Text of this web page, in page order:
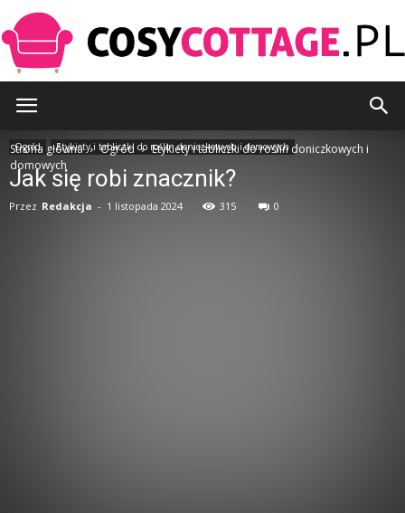
Strona główna Ogród
Etykiety i tabliczki do roślin doniczkowych i
domowych
Ogród Etykiety i tabliczki do roślin doniczkowych i domowych
Jak się robi znacznik?
Przez Redakcja - 1 listopada 2024 315 0